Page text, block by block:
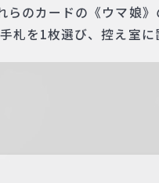
のカードの《ウマ娘
札を1枚選び、控え室に